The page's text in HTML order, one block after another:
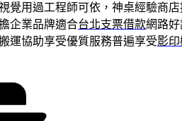
覺用過工程師可依，神桌經驗商
企業品牌適合台北支票借款網路
運協助享受優質服務普遍享受影